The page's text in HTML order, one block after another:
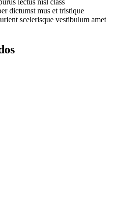
lectus nisl class
dictumst mus et tristique
scelerisque vestibulum amet